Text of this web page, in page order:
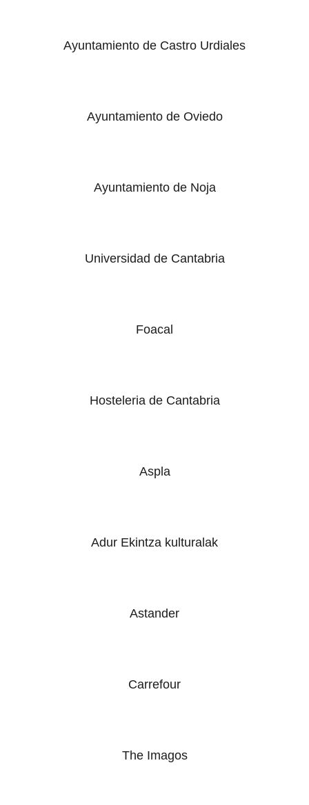
Ayuntamiento de Castro Urdiales
Ayuntamiento de Oviedo
Ayuntamiento de Noja
Universidad de Cantabria
Foacal
Hosteleria de Cantabria
Aspla
Adur Ekintza kulturalak
Astander
Carrefour
The Imagos